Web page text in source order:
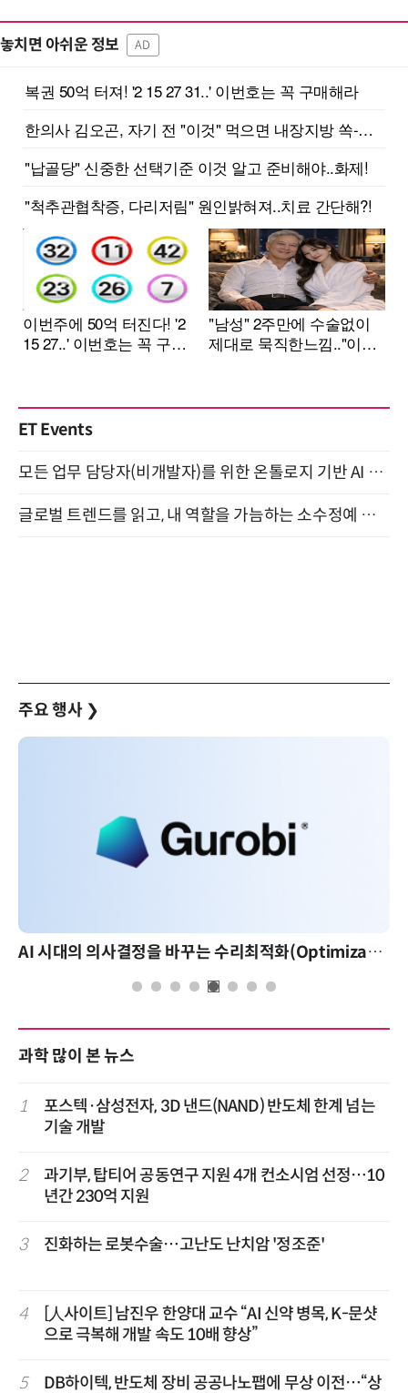
놓치면 아쉬운 정보 AD
ET Events
모든 업무 담당자(비개발자)를 위한 온톨로지 기반 AI 지식체계 설계 1-day 워크숍 8월 20일 개최
글로벌 트렌드를 읽고, 내 역할을 가늠하는 소수정예 실습 워크숍 (8/28)
주요 행사 ❯
AI 시대의 의사결정을 바꾸는 수리최적화(Optimization): 실제 산업 적용 사례와 활용 전략
과학 많이 본 뉴스
1
포스텍·삼성전자, 3D 낸드(NAND) 반도체 한계 넘는
기술 개발
2
과기부, 탑티어 공동연구 지원 4개 컨소시엄 선정…10
년간 230억 지원
3 진화하는 로봇수술…고난도 난치암 '정조준'
4
[人사이트] 남진우 한양대 교수 “AI 신약 병목, K-문샷
으로 극복해 개발 속도 10배 향상”
5
DB하이텍, 반도체 장비 공공나노팹에 무상 이전…“상